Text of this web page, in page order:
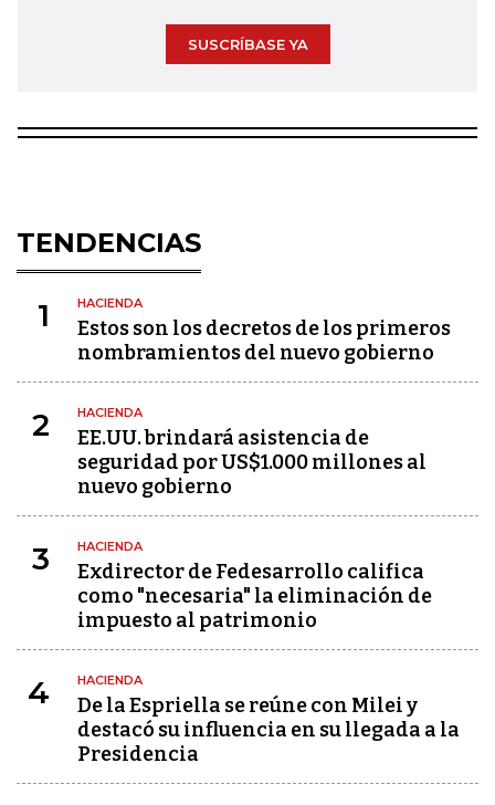
SUSCRÍBASE YA
TENDENCIAS
1 HACIENDA
Estos son los decretos de los primeros
nombramientos del nuevo gobierno
2 HACIENDA
EE.UU. brindará asistencia de
seguridad por US$1.000 millones al
nuevo gobierno
3 HACIENDA
Exdirector de Fedesarrollo califica
como "necesaria" la eliminación de
impuesto al patrimonio
4 HACIENDA
De la Espriella se reúne con Milei y
destacó su influencia en su llegada a la
Presidencia